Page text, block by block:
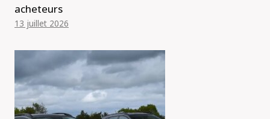
acheteurs
13 juillet 2026